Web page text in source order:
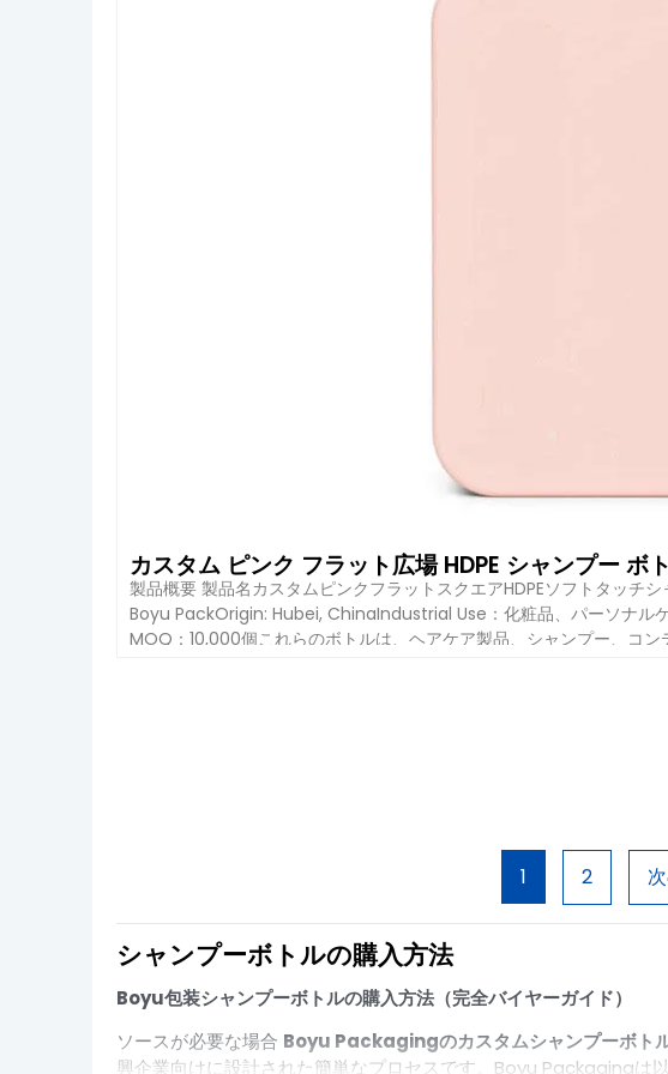
カスタム ピンク フラット広場 HDPE シャンプー
製品概要 製品名カスタムピンクフラットスクエアHDPEソフトタッチ
Boyu PackOrigin: Hubei, ChinaIndustrial Use：化粧品、パーソナル
MOQ：10,000個これらのボトルは、ヘアケア製品、シャンプー、コ
1 2
シャンプーボトルの購入方法
Boyu包装シャンプーボトルの購入方法（完全バイヤーガイド）
ソースが必要な場合 Boyu Packagingのカスタムシャンプーボト
興企業向けに設計された簡単なプロセスです。Boyu Packagingは